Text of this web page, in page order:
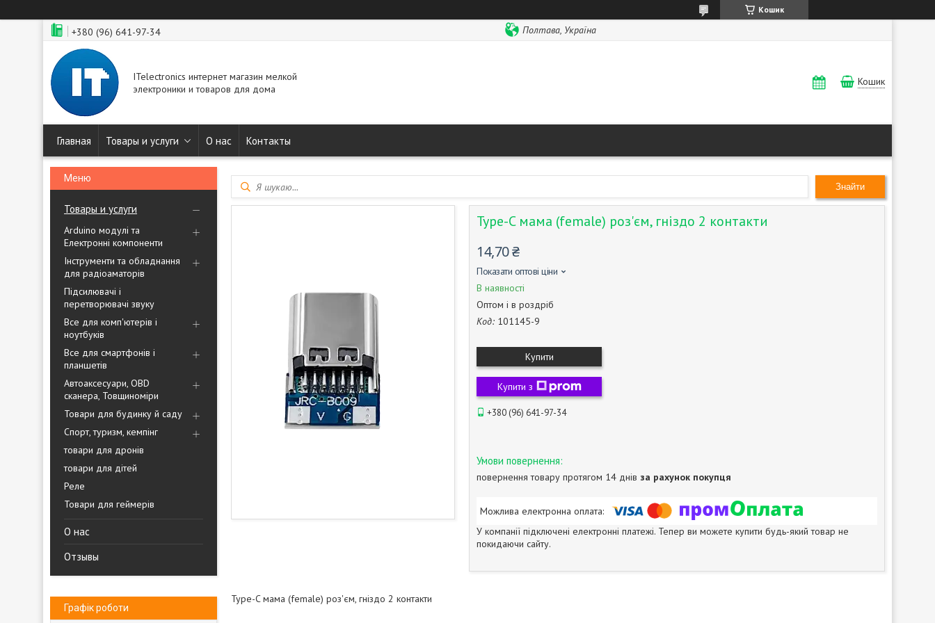
Кошик
+380 (96) 641-97-34 Полтава, Україна
ITelectronics интернет магазин мелкой
электроники и товаров для дома
Кошик
Главная Товары и услуги О нас Контакты
Товары и услуги
Arduino модулі та
Електронні компоненти
Інструменти та обладнання
для радіоаматорів
Підсилювачі і
перетворювачі звуку
Все для комп'ютерів і
ноутбуків
Все для смартфонів і
планшетів
Автоаксесуари, OBD
сканера, Товщиноміри
Товари для будинку й саду
Спорт, туризм, кемпінг
товари для дронів
товари для дітей
Реле
Товари для геймерів
О нас
Отзывы
Графік роботи
Знайти
Type-C мама (female) роз'єм, гніздо 2 контакти
14,70 ₴
Показати оптові ціни
В наявності
Оптом і в роздріб
Код: 101145-9
Купити
Купити з
+380 (96) 641-97-34
повернення товару протягом 14 днів за рахунок покупця
У компанії підключені електронні платежі. Тепер ви можете купити будь-який товар не
покидаючи сайту.
Type-C мама (female) роз'єм, гніздо 2 контакти